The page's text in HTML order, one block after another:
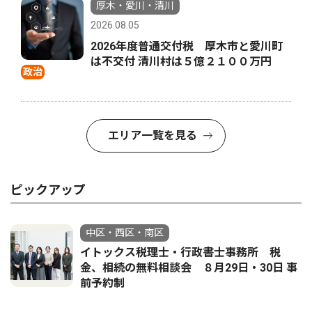
政治
厚木・愛川・清川
2026.08.05
2026年度普通交付税 厚木市と愛川町
は不交付 清川村は５億２１００万円
エリア一覧を見る
ピックアップ
中区・西区・南区
イトックス税理士・行政書士事務所 税
金、相続の無料相談会 ８月29日・30日 事
前予約制